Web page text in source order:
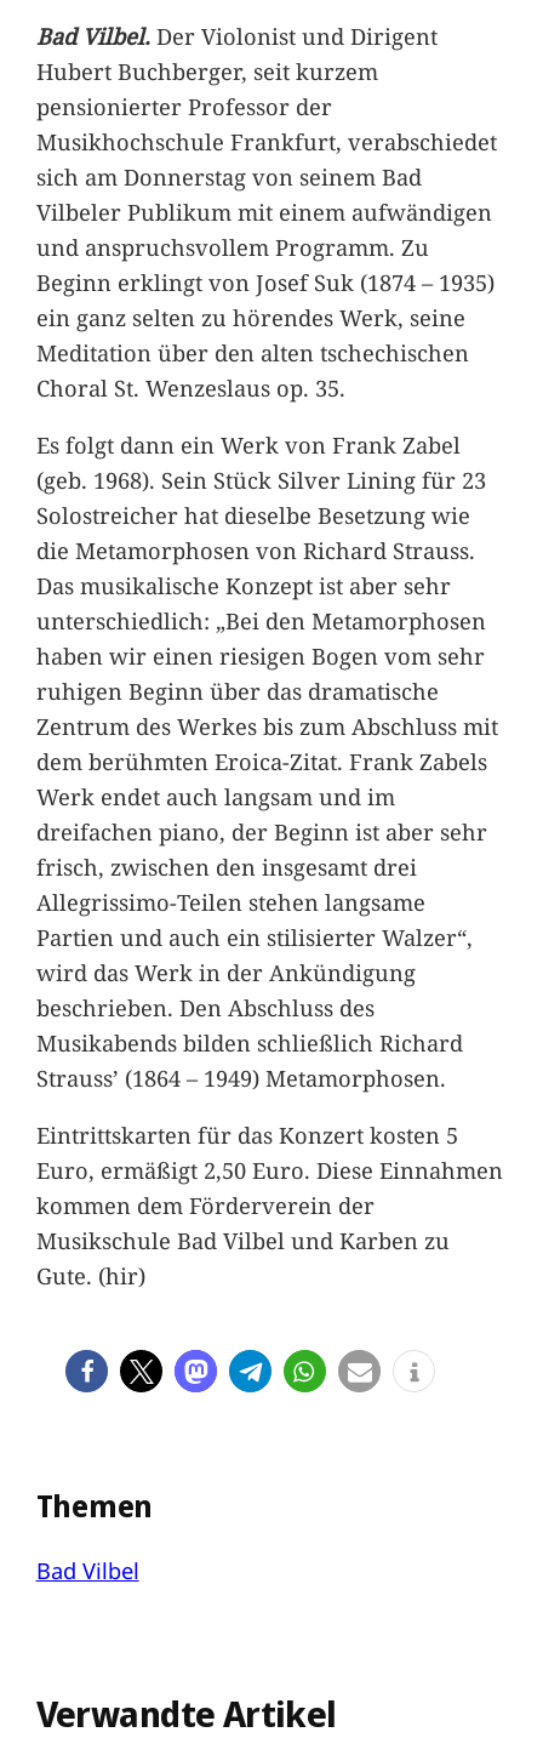
Bad Vilbel. Der Violonist und Dirigent
Hubert Buchberger, seit kurzem
pensionierter Professor der
Musikhochschule Frankfurt, verabschiedet
sich am Donnerstag von seinem Bad
Vilbeler Publikum mit einem aufwändigen
und anspruchsvollem Programm. Zu
Beginn erklingt von Josef Suk (1874 – 1935)
ein ganz selten zu hörendes Werk, seine
Meditation über den alten tschechischen
Choral St. Wenzeslaus op. 35.
Es folgt dann ein Werk von Frank Zabel
(geb. 1968). Sein Stück Silver Lining für 23
Solostreicher hat dieselbe Besetzung wie
die Metamorphosen von Richard Strauss.
Das musikalische Konzept ist aber sehr
unterschiedlich: „Bei den Metamorphosen
haben wir einen riesigen Bogen vom sehr
ruhigen Beginn über das dramatische
Zentrum des Werkes bis zum Abschluss mit
dem berühmten Eroica-Zitat. Frank Zabels
Werk endet auch langsam und im
dreifachen piano, der Beginn ist aber sehr
frisch, zwischen den insgesamt drei
Allegrissimo-Teilen stehen langsame
Partien und auch ein stilisierter Walzer“,
wird das Werk in der Ankündigung
beschrieben. Den Abschluss des
Musikabends bilden schließlich Richard
Strauss’ (1864 – 1949) Metamorphosen.
Eintrittskarten für das Konzert kosten 5
Euro, ermäßigt 2,50 Euro. Diese Einnahmen
kommen dem Förderverein der
Musikschule Bad Vilbel und Karben zu
Gute. (hir)
Themen
Bad Vilbel
Verwandte Artikel